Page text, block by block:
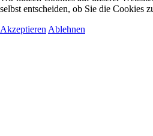
selbst entscheiden, ob Sie die Cookies
Akzeptieren Ablehnen